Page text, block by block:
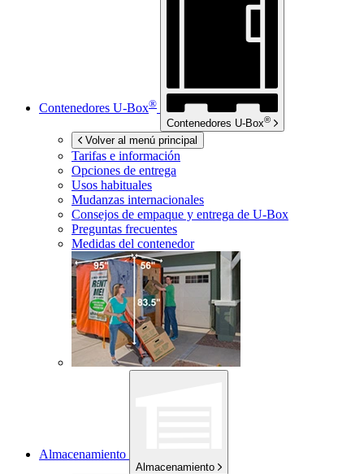
Contenedores U-Box®
Contenedores U-Box®
Volver al menú principal
Tarifas e información
Opciones de entrega
Usos habituales
Mudanzas internacionales
Consejos de empaque y entrega de U-Box
Preguntas frecuentes
Medidas del contenedor
Almacenamiento
Almacenamiento